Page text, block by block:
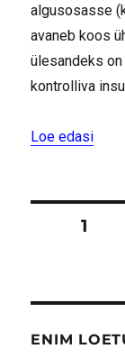
algusosasse
avaneb koos
ülesandeks
kontrolliva
Loe edasi
LEHT1
ENIM